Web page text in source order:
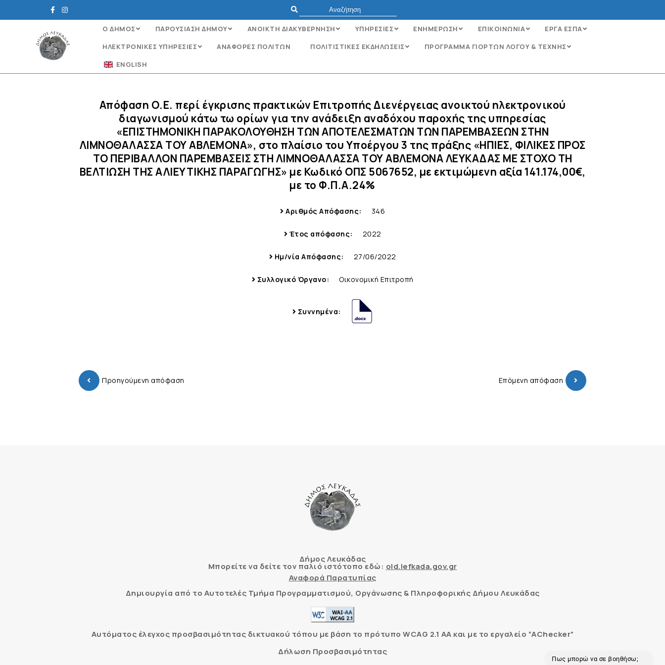
Ο ΔΗΜΟΣ ΠΑΡΟΥΣΙΑΣΗ ΔΗΜΟΥ ΑΝΟΙΚΤΗ ΔΙΑΚΥΒΕΡΝΗΣΗ ΥΠΗΡΕΣΙΕΣ ΕΝΗΜΕΡΩΣΗ ΕΠΙΚΟΙΝΩΝΙΑ
ΕΡΓΑ ΕΣΠΑ
ΗΛΕΚΤΡΟΝΙΚΈΣ ΥΠΗΡΕΣΊΕΣ
ΑΝΑΦΟΡΈΣ ΠΟΛΙΤΏΝ ΠΟΛΙΤΙΣΤΙΚΕΣ ΕΚΔΗΛΩΣΕΙΣ
ΠΡΟΓΡΑΜΜΑ ΓΙΟΡΤΩΝ ΛΟΓΟΥ & ΤΕΧΝΗΣ
ENGLISH
Απόφαση Ο.Ε. περί έγκρισης πρακτικών Επιτροπής Διενέργειας ανοικτού ηλεκτρονικού
διαγωνισμού κάτω τω ορίων για την ανάδειξη αναδόχου παροχής της υπηρεσίας
«ΕΠΙΣΤΗΜΟΝΙΚΗ ΠΑΡΑΚΟΛΟΥΘΗΣΗ ΤΩΝ ΑΠΟΤΕΛΕΣΜΑΤΩΝ ΤΩΝ ΠΑΡΕΜΒΑΣΕΩΝ ΣΤΗΝ
ΛΙΜΝΟΘΑΛΑΣΣΑ ΤΟΥ ΑΒΛΕΜΟΝΑ», στο πλαίσιο του Υποέργου 3 της πράξης «ΗΠΙΕΣ, ΦΙΛΙΚΕΣ ΠΡΟΣ
ΤΟ ΠΕΡΙΒΑΛΛΟΝ ΠΑΡΕΜΒΑΣΕΙΣ ΣΤΗ ΛΙΜΝΟΘΑΛΑΣΣΑ ΤΟΥ ΑΒΛΕΜΟΝΑ ΛΕΥΚΑΔΑΣ ΜΕ ΣΤΟΧΟ ΤΗ
ΒΕΛΤΙΩΣΗ ΤΗΣ ΑΛΙΕΥΤΙΚΗΣ ΠΑΡΑΓΩΓΗΣ» με Κωδικό ΟΠΣ 5067652, με εκτιμώμενη αξία 141.174,00€,
με το Φ.Π.Α.24%
Αριθμός Απόφασης: 346
Έτος απόφασης: 2022
Ημ/νία Απόφασης: 27/06/2022
Συλλογικό Όργανο: Οικονομική Επιτροπή
Συννημένα:
Προηγούμενη απόφαση Επόμενη απόφαση
Δήμος Λευκάδας
Μπορείτε να δείτε τον παλιό ιστότοπο εδώ: old.lefkada.gov.gr
Αναφορά Παρατυπίας
Δημιουργία από το Αυτοτελές Τμήμα Προγραμματισμού, Οργάνωσης & Πληροφορικής Δήμου Λευκάδας
Αυτόματος έλεγχος προσβασιμότητας δικτυακού τόπου με βάση το πρότυπο WCAG 2.1 AA και με το εργαλείο “AChecker”
Δήλωση Προσβασιμότητας
Πως μπορώ να σε βοηθήσω;